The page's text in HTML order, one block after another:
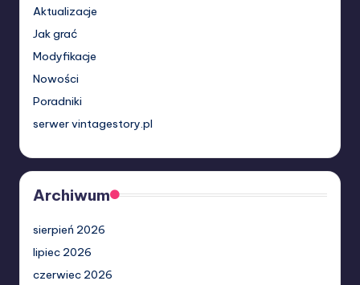
Aktualizacje
Jak grać
Modyfikacje
Nowości
Poradniki
serwer vintagestory.pl
Archiwum
sierpień 2026
lipiec 2026
czerwiec 2026